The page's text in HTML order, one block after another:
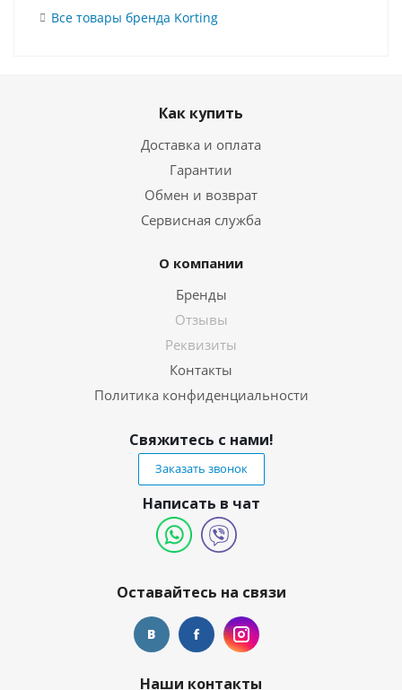
Все товары бренда Korting
Как купить
Доставка и оплата
Гарантии
Обмен и возврат
Сервисная служба
О компании
Бренды
Отзывы
Реквизиты
Контакты
Политика конфиденциальности
Свяжитесь с нами!
Заказать звонок
Написать в чат
Оставайтесь на связи
Наши контакты